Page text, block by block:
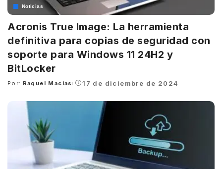
Noticias
Acronis True Image: La herramienta
definitiva para copias de seguridad con
soporte para Windows 11 24H2 y
BitLocker
Posted
Por: Raquel Macias 17 de diciembre de 2024